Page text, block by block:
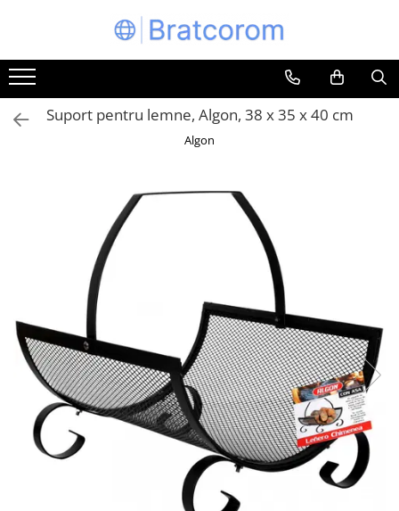
Toate Produsele
Articole animale
Adapatoare animale
Hrana pentru pisici
Produse igiena externa animale
Bucatarii de vara Tuozi
Articole ambalare
Articole bucatarie
Articole mobila
Articole organizare
Articole Sportive
Cutii postale
Electronice si electrocasnice
Suport pentru lemne, Algon, 38 x 35 x 40 cm
Algon